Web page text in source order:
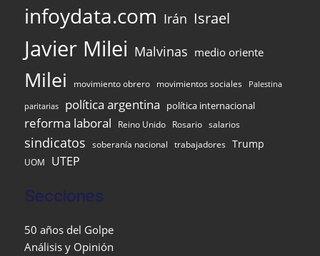
infoydata.com Irán Israel
Javier Milei Malvinas medio oriente
Milei movimiento obrero movimientos sociales Palestina
paritarias política argentina política internacional
reforma laboral Reino Unido Rosario salarios
sindicatos soberanía nacional trabajadores Trump
UOM UTEP
Secciones
50 años del Golpe
Análisis y Opinión